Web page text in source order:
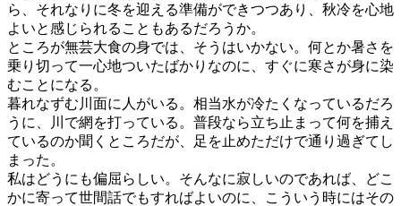
ら、それなりに冬を迎える準備ができつつあり、秋冷を心地
よいと感じられることもあるだろうか。
ところが無芸大食の身では、そうはいかない。何とか暑さを
乗り切って一心地ついたばかりなのに、すぐに寒さが身に染
むことになる。
暮れなずむ川面に人がいる。相当水が冷たくなっているだろ
うに、川で網を打っている。普段なら立ち止まって何を捕え
ているのか聞くところだが、足を止めただけで通り過ぎてし
まった。
私はどうにも偏屈らしい。そんなに寂しいのであれば、どこ
かに寄って世間話でもすればよいのに、こういう時にはその